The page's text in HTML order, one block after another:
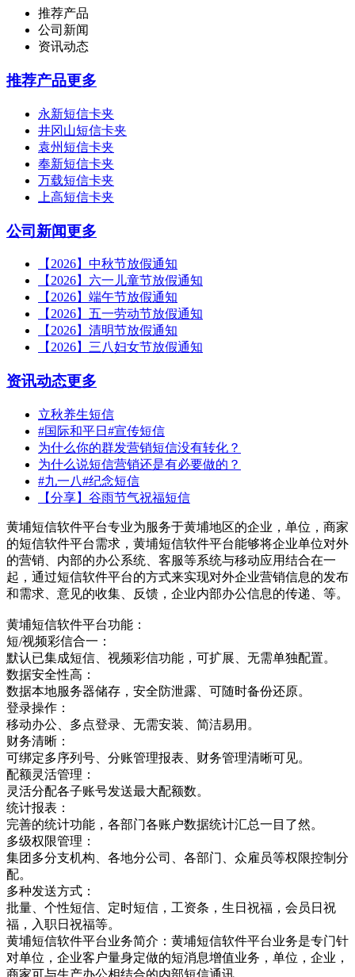
推荐产品
公司新闻
资讯动态
推荐产品更多
永新短信卡夹
井冈山短信卡夹
袁州短信卡夹
奉新短信卡夹
万载短信卡夹
上高短信卡夹
公司新闻更多
【2026】中秋节放假通知
【2026】六一儿童节放假通知
【2026】端午节放假通知
【2026】五一劳动节放假通知
【2026】清明节放假通知
【2026】三八妇女节放假通知
资讯动态更多
立秋养生短信
#国际和平日#宣传短信
为什么你的群发营销短信没有转化？
为什么说短信营销还是有必要做的？
#九一八#纪念短信
【分享】谷雨节气祝福短信
黄埔短信软件平台专业为服务于黄埔地区的企业，单位，商家
的短信软件平台需求，黄埔短信软件平台能够将企业单位对外
的营销、内部的办公系统、客服等系统与移动应用结合在一
起，通过短信软件平台的方式来实现对外企业营销信息的发布
和需求、意见的收集、反馈，企业内部办公信息的传递、等。
黄埔短信软件平台功能：
短/视频彩信合一：
默认已集成短信、视频彩信功能，可扩展、无需单独配置。
数据安全性高：
数据本地服务器储存，安全防泄露、可随时备份还原。
登录操作：
移动办公、多点登录、无需安装、简洁易用。
财务清晰：
可绑定多序列号、分账管理报表、财务管理清晰可见。
配额灵活管理：
灵活分配各子账号发送最大配额数。
统计报表：
完善的统计功能，各部门各账户数据统计汇总一目了然。
多级权限管理：
集团多分支机构、各地分公司、各部门、众雇员等权限控制分
配。
多种发送方式：
批量、个性短信、定时短信，工资条，生日祝福，会员日祝
福，入职日祝福等。
黄埔短信软件平台业务简介：黄埔短信软件平台业务是专门针
对单位，企业客户量身定做的短消息增值业务，单位，企业，
商家可与生产办公相结合的内部短信通讯，